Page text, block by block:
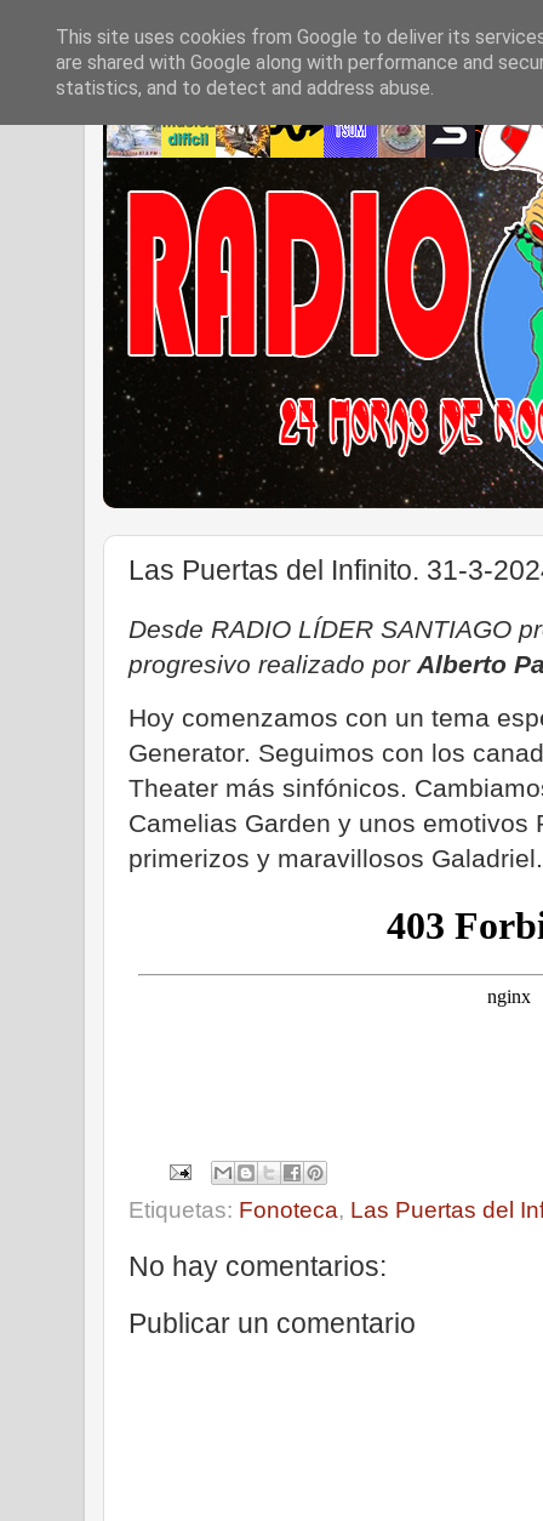
Las Puertas del Infinito. 31-3-
Desde RADIO LÍDER SANTIAGO
progresivo realizado por Alberto
Hoy comenzamos con un tema
Generator. Seguimos con los
Theater más sinfónicos.
Camelias Garden y unos emotivos
primerizos y maravillosos
Etiquetas: Fonoteca, Las Puertas del
No hay comentarios:
Publicar un comentario
This site uses cookies from Google to deliver its
are shared with Google along with performance and
statistics, and to detect and address abuse.